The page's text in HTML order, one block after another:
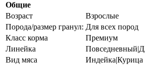
Общие
Возраст
Взрослые
Порода/размер гранул: Для всех пород
Класс корма
Премиум
Линейка
Вид мяса
Индейка|Курица